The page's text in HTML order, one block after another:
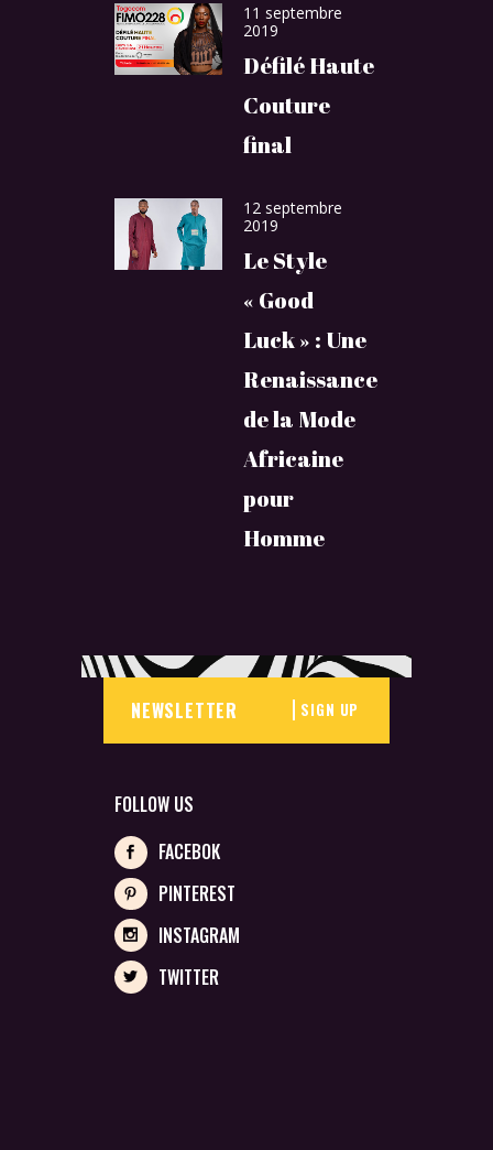
11 septembre
2019
Défilé Haute
Couture
final
12 septembre
2019
Le Style
« Good
Luck » : Une
Renaissance
de la Mode
Africaine
pour
Homme
SIGN UP
FOLLOW US
FACEBOK
PINTEREST
INSTAGRAM
TWITTER